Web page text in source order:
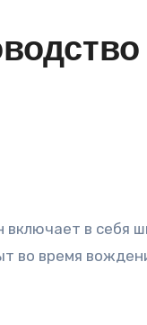
во время